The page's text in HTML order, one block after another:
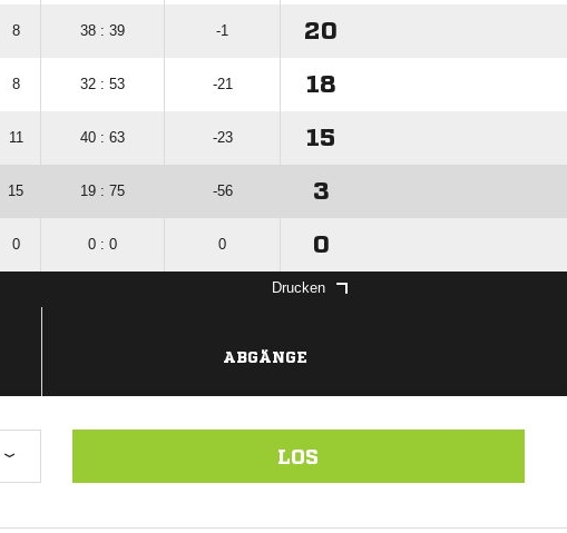
8 38 : 39 -1 20
8 32 : 53 -21 18
11 40 : 63 -23 15
15 19 : 75 -56 3
0 0 : 0 0 0
Drucken
ABGÄNGE
LOS